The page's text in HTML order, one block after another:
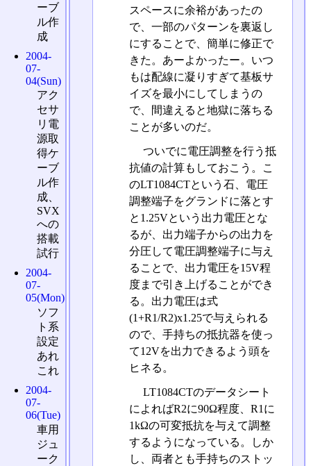
スペースに余裕があったの
で、一部のパターンを裏返し
にすることで、簡単に修正で
きた。あーよかったー。いつ
もは配線に凝りすぎて基板サ
イズを最小にしてしまうの
で、間違えると地獄に落ちる
ことが多いのだ。
ついでに電圧調整を行う抵
抗値の計算もしておこう。こ
のLT1084CTという石、電圧
調整端子をグランドに落とす
と1.25Vという出力電圧とな
るが、出力端子からの出力を
分圧して電圧調整端子に与え
ることで、出力電圧を15V程
度まで引き上げることができ
る。出力電圧は式
(1+R1/R2)x1.25で与えられる
ので、手持ちの抵抗器を使っ
て12Vを出力できるよう頭を
ヒネる。
LT1084CTのデータシート
によればR2に90Ω程度、R1に
1kΩの可変抵抗を与えて調整
するようになっている。しか
し、両者とも手持ちのストッ
ーブ
ル作
成
2004-
07-
04(Sun)
アク
セサ
リ電
源取
得ケ
ーブ
ル作
成、
SVX
への
搭載
試行
2004-
07-
05(Mon)
ソフ
ト系
設定
あれ
これ
2004-
07-
06(Tue)
車用
ジュ
ーク